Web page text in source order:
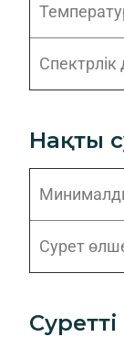
Спектрлік
Нақты
Сурет